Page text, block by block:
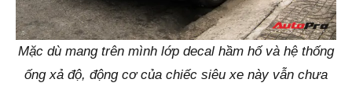
Mặc dù mang trên mình lớp decal hầm hố và hệ thống
ống xả độ, động cơ của chiếc siêu xe này vẫn chưa